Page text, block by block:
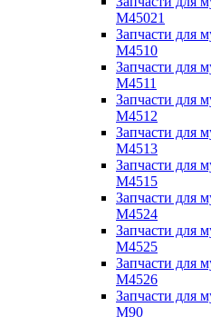
M45021
Запчасти для
M4510
Запчасти для
M4511
Запчасти для
M4512
Запчасти для
M4513
Запчасти для
M4515
Запчасти для
M4524
Запчасти для
M4525
Запчасти для
M4526
Запчасти для
M90